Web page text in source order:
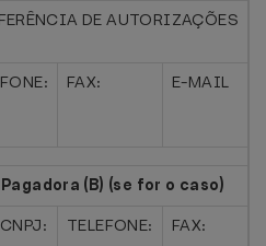
DE AUTORIZAÇÕES
FONE: FAX: E-MAIL
(B) (se for o caso)
CNPJ: TELEFONE:
FAX: